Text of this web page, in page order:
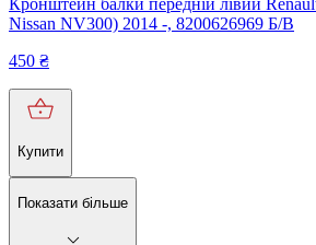
Кронштейн балки передній лівий
Nissan NV300) 2014 -, 8200626969 Б/В
450 ₴
Купити
Показати більше